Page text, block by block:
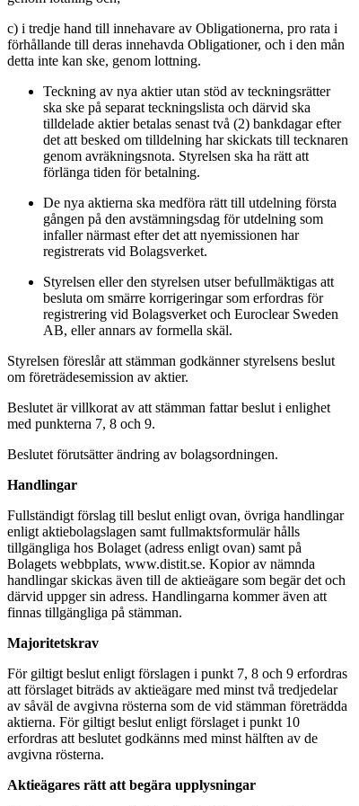
c) i tredje hand till innehavare av Obligationerna, pro rata i
förhållande till deras innehavda Obligationer, och i den mån
detta inte kan ske, genom lottning.
Teckning av nya aktier utan stöd av teckningsrätter
ska ske på separat teckningslista och därvid ska
tilldelade aktier betalas senast två (2) bankdagar efter
det att besked om tilldelning har skickats till tecknaren
genom avräkningsnota. Styrelsen ska ha rätt att
förlänga tiden för betalning.
De nya aktierna ska medföra rätt till utdelning första
gången på den avstämningsdag för utdelning som
infaller närmast efter det att nyemissionen har
registrerats vid Bolagsverket.
Styrelsen eller den styrelsen utser befullmäktigas att
besluta om smärre korrigeringar som erfordras för
registrering vid Bolagsverket och Euroclear Sweden
AB, eller annars av formella skäl.
Styrelsen föreslår att stämman godkänner styrelsens beslut
om företrädesemission av aktier.
Beslutet är villkorat av att stämman fattar beslut i enlighet
med punkterna 7, 8 och 9.
Beslutet förutsätter ändring av bolagsordningen.
Handlingar
Fullständigt förslag till beslut enligt ovan, övriga handlingar
enligt aktiebolagslagen samt fullmaktsformulär hålls
tillgängliga hos Bolaget (adress enligt ovan) samt på
Bolagets webbplats, www.distit.se. Kopior av nämnda
handlingar skickas även till de aktieägare som begär det och
därvid uppger sin adress. Handlingarna kommer även att
finnas tillgängliga på stämman.
Majoritetskrav
För giltigt beslut enligt förslagen i punkt 7, 8 och 9 erfordras
att förslaget biträds av aktieägare med minst två tredjedelar
av såväl de avgivna rösterna som de vid stämman företrädda
aktierna. För giltigt beslut enligt förslaget i punkt 10
erfordras att beslutet godkänns med minst hälften av de
avgivna rösterna.
Aktieägares rätt att begära upplysningar